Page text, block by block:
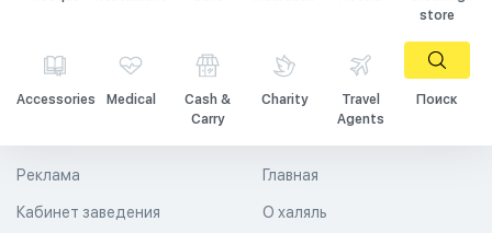
store
Accessories Medical
Cash &
Carry
Charity
Travel
Agents
Поиск
Главная
О халяль
Реклама
Кабинет заведения